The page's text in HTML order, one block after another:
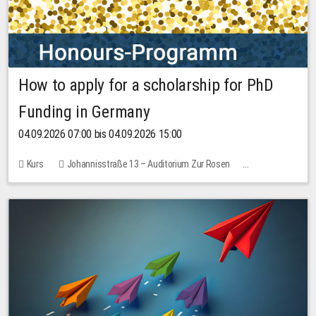
How to apply for a scholarship for PhD
Funding in Germany
04.09.2026 07:00 bis 04.09.2026 15:00
Kurs
Johannisstraße 13 – Auditorium Zur Rosen
Keine freien Plätze